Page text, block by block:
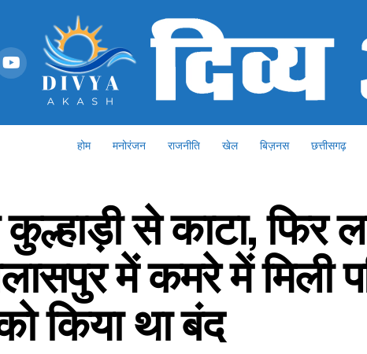
होम मनोरंजन राजनीति खेल बिज़नस छत्तीसगढ़
से काटा, फिर
में कमरे में मिली
किया था बंद